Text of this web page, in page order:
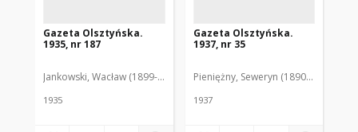
Gazeta Olsztyńska.
1935, nr 187
Jankowski, Wacław (1899-1975). Red.
1935
Gazeta Olsztyńska.
1937, nr 35
Pieniężny, Seweryn (1890-1940). Red.
1937